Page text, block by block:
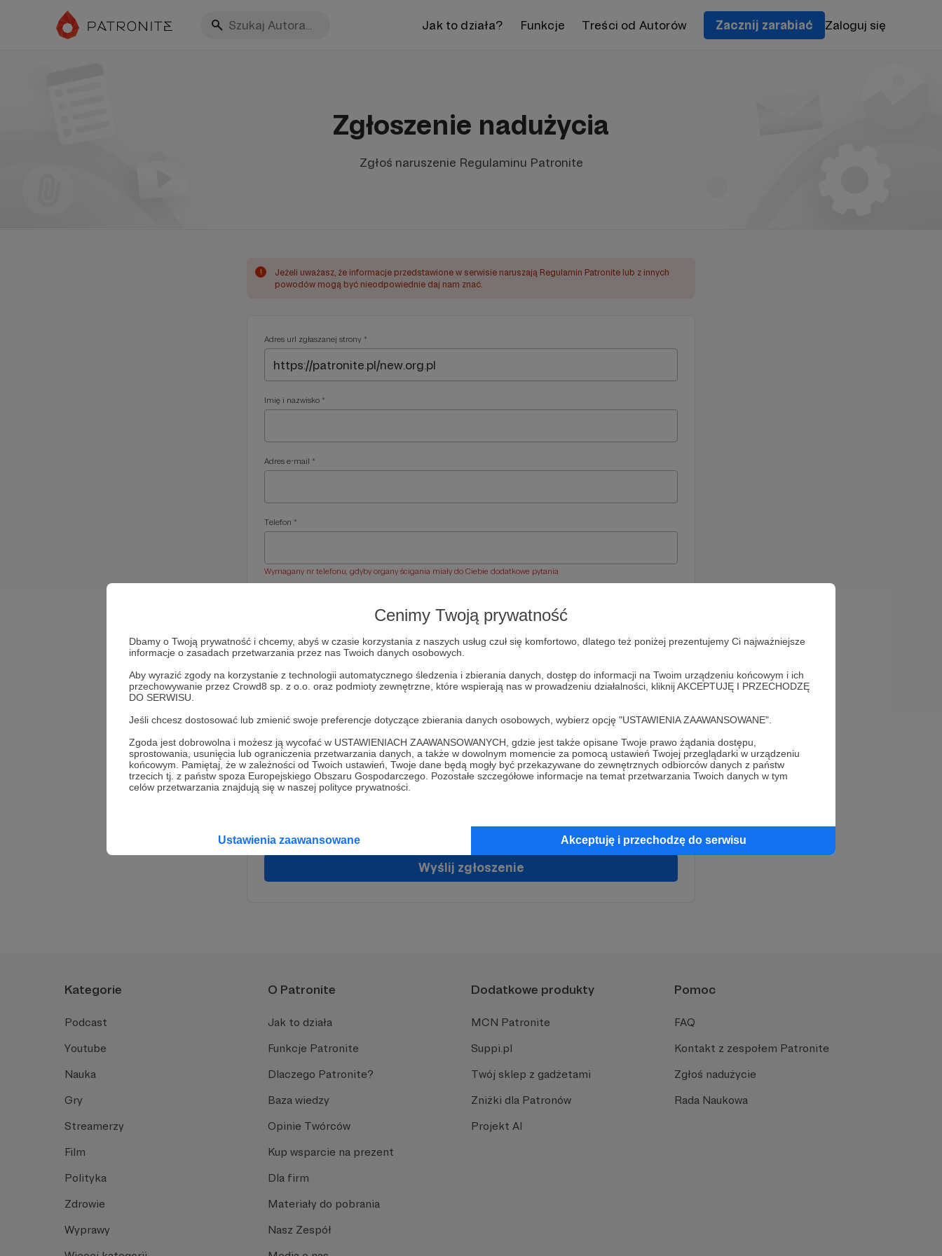
Cenimy Twoją prywatność
Dbamy o Twoją prywatność i chcemy, abyś w czasie korzystania z naszych usług czuł się komfortowo, dlatego też poniżej prezentujemy Ci najważniejsze
informacje o zasadach przetwarzania przez nas Twoich danych osobowych.
Aby wyrazić zgody na korzystanie z technologii automatycznego śledzenia i zbierania danych, dostęp do informacji na Twoim urządzeniu końcowym i ich
przechowywanie przez Crowd8 sp. z o.o. oraz podmioty zewnętrzne, które wspierają nas w prowadzeniu działalności, kliknij AKCEPTUJĘ I PRZECHODZĘ
DO SERWISU.
Jeśli chcesz dostosować lub zmienić swoje preferencje dotyczące zbierania danych osobowych, wybierz opcję "USTAWIENIA ZAAWANSOWANE".
Zgoda jest dobrowolna i możesz ją wycofać w USTAWIENIACH ZAAWANSOWANYCH, gdzie jest także opisane Twoje prawo żądania dostępu,
sprostowania, usunięcia lub ograniczenia przetwarzania danych, a także w dowolnym momencie za pomocą ustawień Twojej przeglądarki w urządzeniu
końcowym. Pamiętaj, że w zależności od Twoich ustawień, Twoje dane będą mogły być przekazywane do zewnętrznych odbiorców danych z państw
trzecich tj. z państw spoza Europejskiego Obszaru Gospodarczego. Pozostałe szczegółowe informacje na temat przetwarzania Twoich danych w tym
celów przetwarzania znajdują się w naszej polityce prywatności.
Ustawienia zaawansowane Akceptuję i przechodzę do serwisu
Jak to działa? Funkcje Treści od Autorów Zacznij zarabiać Zaloguj się
Zgłoszenie nadużycia
Zgłoś naruszenie Regulaminu Patronite
!
Jeżeli uważasz, że informacje przedstawione w serwisie naruszają Regulamin Patronite lub z innych
powodów mogą być nieodpowiednie daj nam znać.
Adres url zgłaszanej strony *
Imię i nazwisko *
Adres e-mail *
Telefon *
Wymagany nr telefonu, gdyby organy ścigania miały do Ciebie dodatkowe pytania
* Wyrażam zgodę na przetwarzanie moich danych osobowych przez Patronite
Administratorem Twoich danych osobowych jest Crowd8 sp. z o.o. z siedziba w Warszawie, ul. Żwirki i
Wigury 16, 02-092 Warszawa. Twoje dane osobowe będą przetwarzane w szczególności w celu wykonania
umowy zawartej z Tobą, w tym do umożliwienia świadczenia usługi drogą elektroniczną oraz pełnego
korzystania z platformy Patronite.pl, w tym możliwości dokonywania oraz otrzymywania wsparcia na naszej
Gwarantujemy spełnienie wszystkich Twoich praw wynikających z ogólnego rozporządzenia o ochronie
danych, tj. prawo dostępu, sprostowania oraz usunięcia Twoich danych, ograniczenia ich przetwarzania,
profilowaniu, a także prawo wyrażenia sprzeciwu wobec przetwarzania Twoich danych osobowych.
Rejestracja dla osób niepełnoletnich możliwa jest po przekazaniu podpisanego formularza "Zgodna na
rozwiń zgodę
Wyślij zgłoszenie
Kategorie
Podcast
Youtube
Nauka
Gry
Streamerzy
Film
Polityka
Zdrowie
Wyprawy
O Patronite
Jak to działa
Funkcje Patronite
Dlaczego Patronite?
Baza wiedzy
Opinie Twórców
Kup wsparcie na prezent
Dla firm
Materiały do pobrania
Nasz Zespół
Dodatkowe produkty
MCN Patronite
Suppi.pl
Twój sklep z gadżetami
Zniżki dla Patronów
Projekt AI
Pomoc
FAQ
Kontakt z zespołem Patronite
Zgłoś nadużycie
Rada Naukowa